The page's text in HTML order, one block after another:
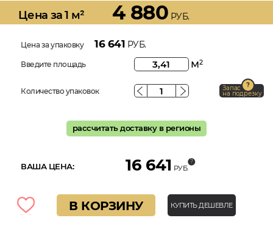
Цена за 1 м² 4 880 РУБ.
Цена за упаковку 16 641 РУБ.
Введите площадь м2
Количество упаковок Запас
на подрезку
рассчитать доставку в регионы
ВАША ЦЕНА: 16 641 РУБ.
В КОРЗИНУ КУПИТЬ ДЕШЕВЛЕ